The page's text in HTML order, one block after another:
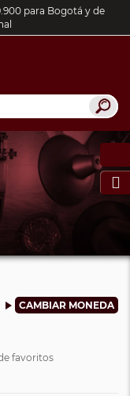
para Bogotá y de

favoritos